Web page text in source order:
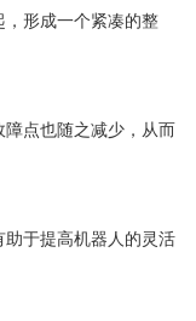
形成一个紧凑的整
点也随之减少，从而
于提高机器人的灵活